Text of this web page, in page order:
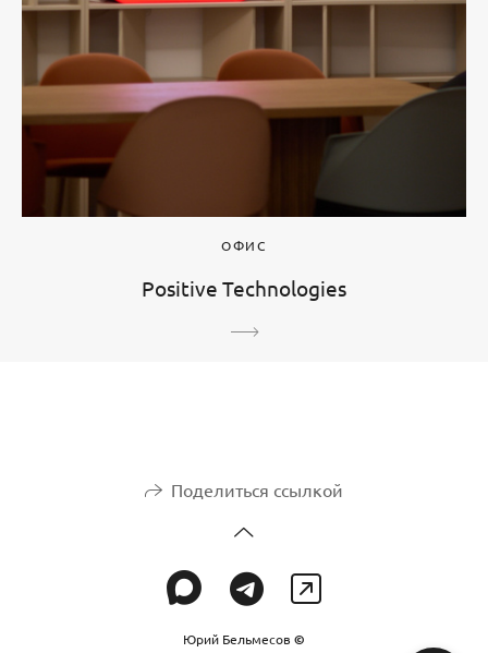
ОФИС
Positive Technologies
Поделиться ссылкой
Юрий Бельмесов ©